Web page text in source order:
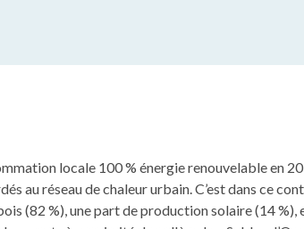
locale 100 % énergie renouvelable en
au réseau de chaleur urbain. C’est dans ce
(82 %), une part de production solaire (14 %),